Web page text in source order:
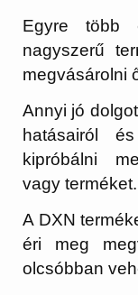
Egyre több
nagyszerű
megvásárolni
Annyi jó
hatásairól
kipróbálni
vagy terméket.
A DXN
éri meg
olcsóbban